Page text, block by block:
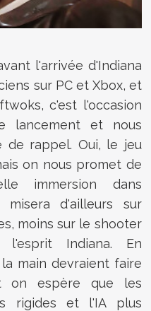
l'arrivée d'Indiana
sur PC et Xbox, et
c'est l'occasion
lancement et nous
rappel. Oui, le jeu
on nous promet de
immersion dans
d'ailleurs sur
moins sur le shooter
Indiana. En
main devraient faire
on espère que les
rigides et l'IA plus